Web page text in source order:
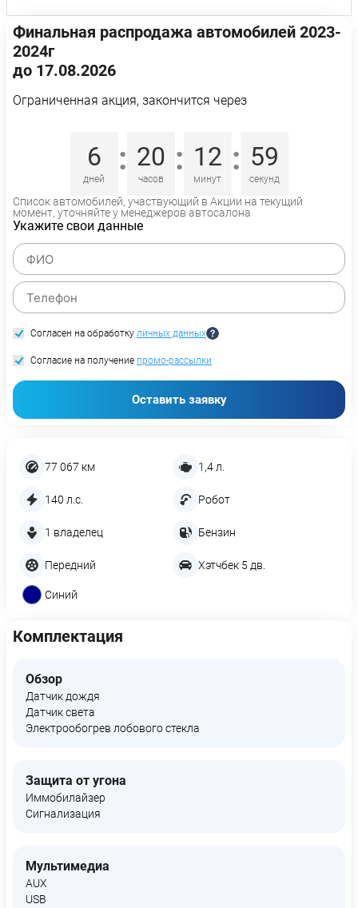
77 067 км 1,4 л.
140 л.с. Робот
1 владелец Бензин
Передний Хэтчбек 5 дв.
Синий
Комплектация
Обзор
Датчик дождя
Датчик света
Электрообогрев лобового стекла
Защита от угона
Иммобилайзер
Сигнализация
Мультимедиа
AUX
USB
Финальная распродажа автомобилей 2023-
2024г
до 17.08.2026
Ограниченная акция, закончится через
6
дней
: 20
часов
: 12
минут
: 58
секунд
Список автомобилей, участвующий в Акции на текущий
момент, уточняйте у менеджеров автосалона
Укажите свои данные
Согласен на обработку личных данных
Согласие на получение промо-рассылки
Оставить заявку